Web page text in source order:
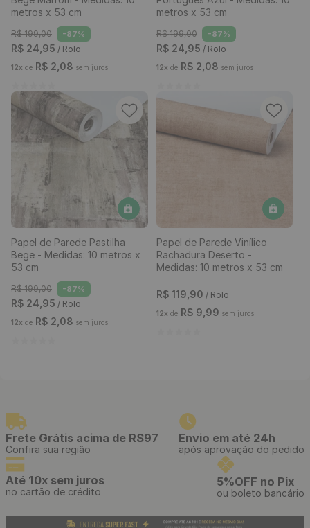
metros x 53 cm
R$ 199,00 -87%
R$ 24 95 / Rolo
12x de R$ 2 08 sem juros
metros x 53 cm
R$ 199,00 -87%
R$ 24 95 / Rolo
12x de R$ 2 08 sem juros
Papel de Parede Pastilha
Bege - Medidas: 10 metros x
53 cm
R$ 199,00 -87%
R$ 24,95 / Rolo
12x de R$ 2,08 sem juros
Papel de Parede Vinílico
Rachadura Deserto -
Medidas: 10 metros x 53 cm
R$ 119,90 / Rolo
12x de R$ 9,99 sem juros
Frete Grátis acima de R$97
Confira sua região
Envio em até 24h
após aprovação do pedido
Até 10x sem juros
no cartão de crédito
5%OFF no Pix
ou boleto bancário